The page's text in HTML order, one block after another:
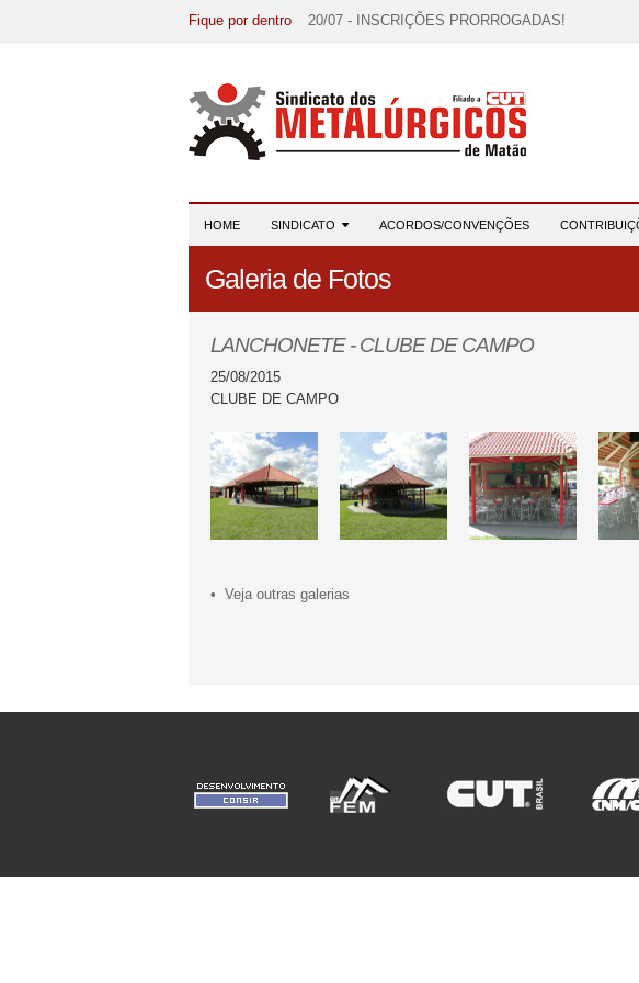
Fique por dentro 20/07 - INSCRIÇÕES PRORROGADAS!
07/07 - Increva-se! Link na descrição!
03/08 - DATA-BASE 2026: HORA DE UNIÃO E
HOME SINDICATO ACORDOS/CONVENÇÕES
Galeria de Fotos
LANCHONETE - CLUBE DE CAMPO
25/08/2015
CLUBE DE CAMPO
• Veja outras galerias